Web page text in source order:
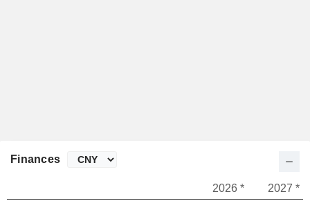
Finances
2026 *
2027 *